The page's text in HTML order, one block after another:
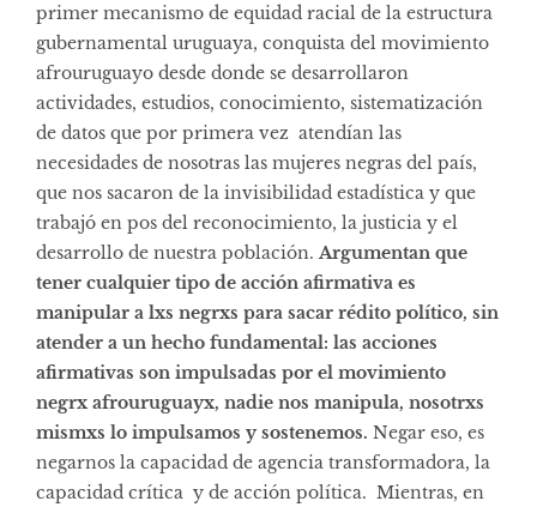
primer mecanismo de equidad racial de la estructura
gubernamental uruguaya, conquista del movimiento
afrouruguayo desde donde se desarrollaron
actividades, estudios, conocimiento, sistematización
de datos que por primera vez atendían las
necesidades de nosotras las mujeres negras del país,
que nos sacaron de la invisibilidad estadística y que
trabajó en pos del reconocimiento, la justicia y el
desarrollo de nuestra población. Argumentan que
tener cualquier tipo de acción afirmativa es
manipular a lxs negrxs para sacar rédito político, sin
atender a un hecho fundamental: las acciones
afirmativas son impulsadas por el movimiento
negrx afrouruguayx, nadie nos manipula, nosotrxs
mismxs lo impulsamos y sostenemos. Negar eso, es
negarnos la capacidad de agencia transformadora, la
capacidad crítica y de acción política. Mientras, en